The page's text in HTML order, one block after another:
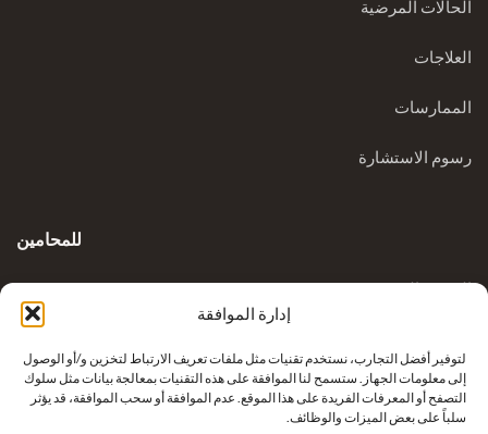
إدارة الموافقة
لتوفير أفضل التجارب، نستخدم تقنيات مثل ملفات تعريف الارتباط لتخزين و/أو الوصول
إلى معلومات الجهاز. ستسمح لنا الموافقة على هذه التقنيات بمعالجة بيانات مثل سلوك
التصفح أو المعرفات الفريدة على هذا الموقع. عدم الموافقة أو سحب الموافقة، قد يؤثر
سلباً على بعض الميزات والوظائف.
الحالات المرضية
العلاجات
الممارسات
رسوم الاستشارة
للمحامين
المدونة السريرية